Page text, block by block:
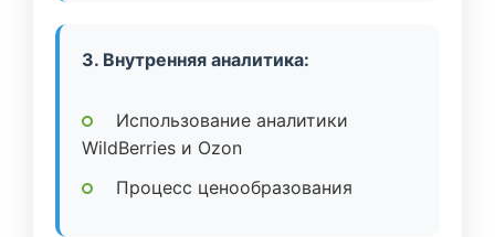
3. Внутренняя аналитика:
Использование аналитики
WildBerries и Ozon
Процесс ценообразования